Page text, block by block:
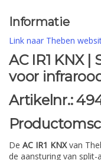
Informatie
Link naar Theben
AC IR1 KNX
voor
Artikelnr.:
De AC IR1 KNXvan
de aansturing van